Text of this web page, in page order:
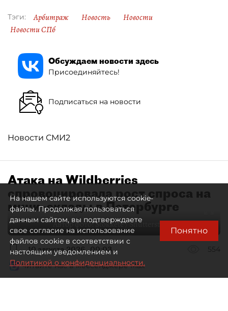
Тэги: Арбитраж Новость
Новости
Новости СПб
Обсуждаем новости здесь
Присоединяйтесь!
Подписаться на новости
Новости СМИ2
Атака на Wildberries
спровоцировала рост спроса на
мини–склады в Петербурге
Автор фото:Stokkete / Shutterstock / FOTODOM
10 августа 2026 00:03
554
Читайте нас в мессенджере Max
На нашем сайте используются cookie-
файлы. Продолжая пользоваться
данным сайтом, вы подтверждаете
свое согласие на использование
файлов cookie в соответствии с
настоящим уведомлением и
Политикой о конфиденциальности.
Понятно